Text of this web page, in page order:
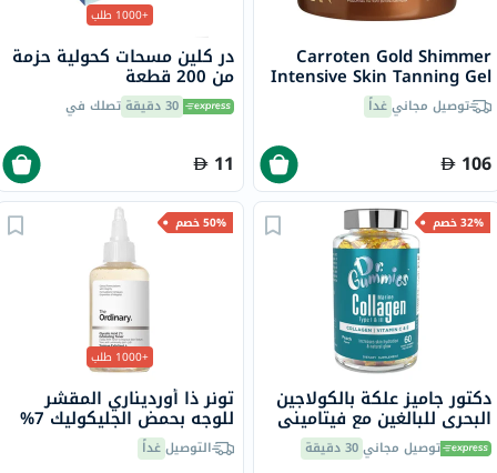
Carroten Gold Shimmer
Intensive Skin Tanning Gel
150mlتوصيل مجانيغداً
106
+1000 طلب
در كلين مسحات كحولية حزمة
من 200 قطعة
30 دقيقة تصلك في
11
32% خصم
دكتور جاميز علكة بالكولاجين
البحري للبالغين مع فيتاميني
ج وهـ، حزمة من 60
توصيل مجاني30 دقيقة
50% خصم
+1000 طلب
تونر ذا أورديناري المقشر
للوجه بحمض الجليكوليك 7%
لتوحيد لون البشرة 100 مل
التوصيلغداً